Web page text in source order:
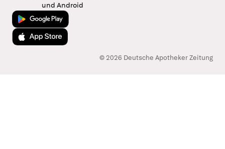
und Android
Jetzt bei Google Play
Laden im App Store
© 2026 Deutsche Apotheker Zeitung